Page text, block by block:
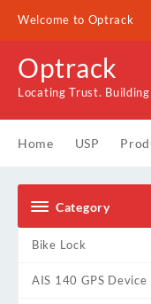
content
Welcome to Optrack
Optrack
Locating Trust. Building
Home USP
Category
Bike Lock
AIS 140 GPS Device